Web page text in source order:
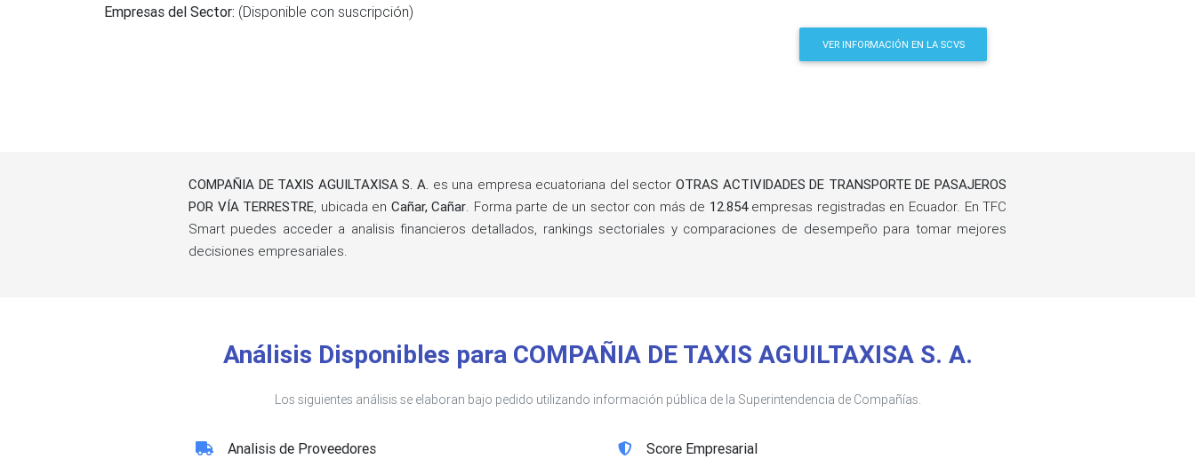
Empresas del Sector: (Disponible con suscripción)
VER INFORMACIÓN EN LA SCVS
COMPAÑIA DE TAXIS AGUILTAXISA S. A. es una empresa ecuatoriana del sectorOTRAS ACTIVIDADES DE TRANSPORTE DE PASAJEROS
POR VÍA TERRESTRE, ubicada en Cañar, Cañar. Forma parte de un sector con más de 12.854empresas registradas en Ecuador. En TFC
Smart puedes acceder a analisis financieros detallados, rankings sectoriales y comparaciones de desempeño para tomar mejores
decisiones empresariales.
Análisis Disponibles para COMPAÑIA DE TAXIS AGUILTAXISA S. A.
Los siguientes análisis se elaboran bajo pedido utilizando información pública de la Superintendencia de Compañías.
Analisis de Proveedores Score Empresarial